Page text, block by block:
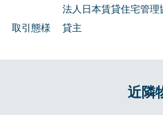
法人日本賃貸住宅管理
取引態様
貸主
近隣